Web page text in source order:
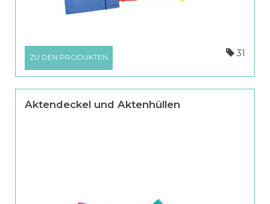
ZU DEN PRODUKTEN 31
Aktendeckel und Aktenhüllen